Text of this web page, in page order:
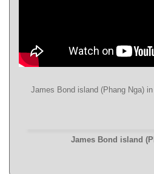
James Bond island (Phang Nga)
James Bond island